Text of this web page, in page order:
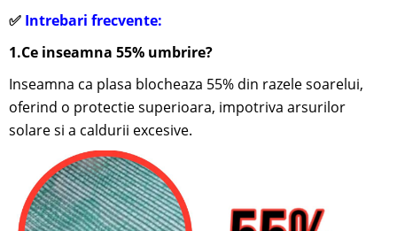
✅ Intrebari frecvente:
1.Ce inseamna 55% umbrire?
Inseamna ca plasa blocheaza 55% din razele soarelui,
oferind o protectie superioara, impotriva arsurilor
solare si a caldurii excesive.